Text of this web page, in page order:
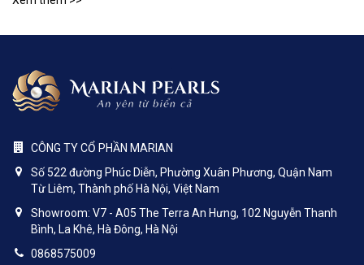
CÔNG TY CỔ PHẦN MARIAN
Số 522 đường Phúc Diễn, Phường Xuân Phương, Quận Nam
Từ Liêm, Thành phố Hà Nội, Việt Nam
Showroom: V7 - A05 The Terra An Hưng, 102 Nguyễn Thanh
Bình, La Khê, Hà Đông, Hà Nội
0868575009